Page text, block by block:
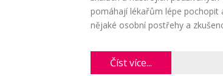
pomáhají lékařům lépe pochopit
nějaké osobní postřehy a
Číst více...